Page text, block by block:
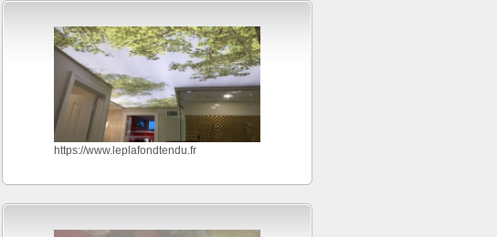
https://www.leplafondtendu.fr